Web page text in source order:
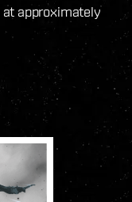
at approximately